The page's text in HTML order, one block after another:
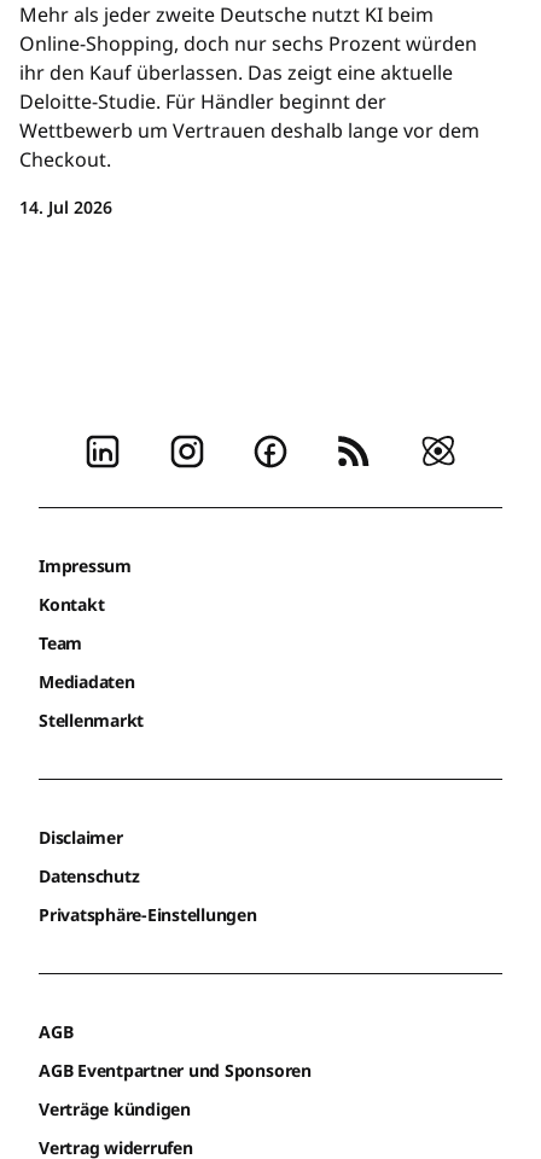
Mehr als jeder zweite Deutsche nutzt KI beim
Online-Shopping, doch nur sechs Prozent würden
ihr den Kauf überlassen. Das zeigt eine aktuelle
Deloitte-Studie. Für Händler beginnt der
Wettbewerb um Vertrauen deshalb lange vor dem
Checkout.
14. Jul 2026
Impressum
Kontakt
Team
Mediadaten
Stellenmarkt
Disclaimer
Datenschutz
Privatsphäre-Einstellungen
AGB
AGB Eventpartner und Sponsoren
Verträge kündigen
Vertrag widerrufen